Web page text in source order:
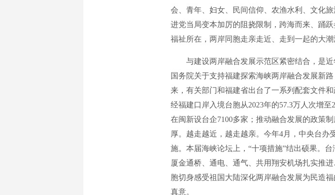
会、青年、妇女、民间信仰、农渔水利、文化
进党当局变本加厉的阻挠限制，跨海而来、踊
福祉所在，两岸同胞走亲走近、走到一起的大潮
与建设两岸融合发展示范区紧密结合，是近
国务院关于支持福建探索海峡两岸融合发展新
来，有关部门和福建省出台了一系列配套文件
经福建口岸入境台胞从2023年的57.3万人次增至
在闽新设台企7100多家；推动融合发展的政策
厚。越走越近，越走越亲。今年4月，中央台办
施。本届海峡论坛上，“十项措施”结出硕果。
厦金通桥、通电、通气、共用翔安机场扎实推
胞切身感受祖国大陆深化两岸融合发展为民造
真意。